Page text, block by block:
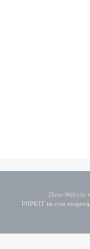
Diese
PHPKIT ist eine